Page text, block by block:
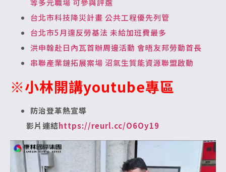
等多元職場 可參與評選
台北市科技降災計畫 公共工程優先列管
台北市5月違反勞基法 未給加班費最多
洪申翰赴日內瓦首辦周邊活動 會晤友邦勞動首長
串聯產業鏈拓展案場 沼氣生質能資源聯盟啟動
※小林開講youtube專區
防治登革熱宣導
影片連結https://reurl.cc/O6Oy19